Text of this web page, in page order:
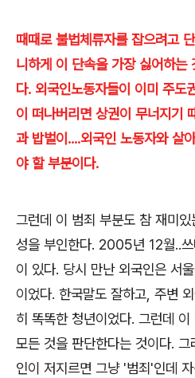
때때로 불법체류자를 잡으려고
니하게 이 단속을 가장 싫어하는
다. 외국인노동자들이 이미 주도
이 떠나버리면 상권이 무너지기
과 밥벌이....외국인 노동자와 살
야 할 부분이다.
그런데 이 범죄 부분도 참 재미
성을 부인한다. 2005년 12월..
이 있다. 당시 만난 외국인은 서
이었다. 한국말도 잘하고, 주변
히 똑똑한 청년이었다. 그런데
모든 것을 판단한다는 것이다.
인이 저지르면 그냥 '범죄'인데